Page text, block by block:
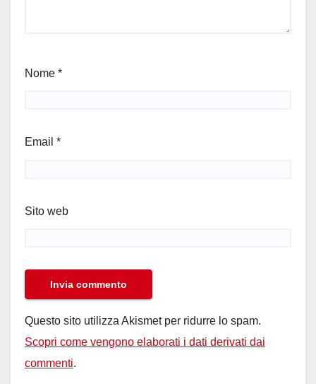
Nome *
Email *
Sito web
Questo sito utilizza Akismet per ridurre lo spam.
Scopri come vengono elaborati i dati derivati dai
commenti.